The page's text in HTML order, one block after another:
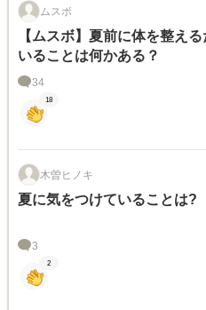
ムスボ
【ムスボ】夏前に体を整え
いることは何かある？
34
18
木曽ヒノキ
夏に気をつけていることは?
3
2